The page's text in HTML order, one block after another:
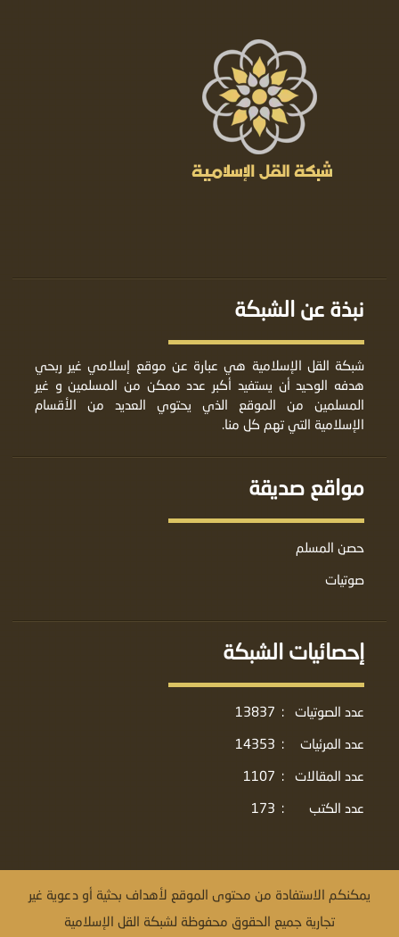
نبذة عن الشبكة
شبكة القل الإسلامية هي عبارة عن موقع إسلامي غير ربحي
هدفه الوحيد أن يستفيد أكبر عدد ممكن من المسلمين و غير
المسلمين من الموقع الذي يحتوي العديد من الأقسام
الإسلامية التي تهم كل منا.
مواقع صديقة
حصن المسلم
صوتيات
إحصائيات الشبكة
عدد الصوتيات :
13837
عدد المرئيات
:
14353
عدد المقالات
:
1107
عدد الكتب
:
173
يمكنكم الاستفادة من محتوى الموقع لأهداف بحثية أو دعوية غير
تجارية جميع الحقوق محفوظة لشبكة القل الإسلامية